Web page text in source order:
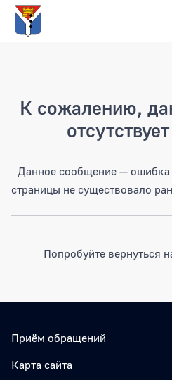
К сожалению,
Данное сообщение —
страницы не существовало
Попробуйте вернуться
Приём обращений
Карта сайта